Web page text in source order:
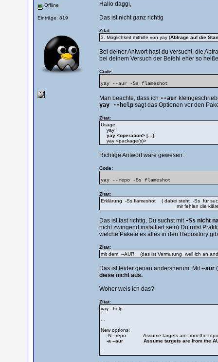
Offline
Einträge: 819
Hallo daggi,
Das ist nicht ganz richtig
Zitat:
3. Möglichkeit mithilfe von yay (Abfrage auf die
Bei deiner Antwort hast du versucht, die
bei deinem Versuch der Befehl eher so
Code:
yay --aur -Ss flameshot
Man beachte, dass ich --aur
yay --helpsagt das Optionen vor den
Zitat:
Usage:
yay
yay <operation> [...]
yay <package(s)>
Richtige Antwort wäre gewesen:
Code:
yay --repo -Ss flameshot
Zitat:
Erklärung -Ss flameshot ( dabei steht -Ss für
mir fehlen die klärenden
Das ist fast richtig, Du suchst mit -Ssnicht
nicht zwingend installiert sein) Du rufst
welche Pakete es alles in den Repository
Zitat:
mit dem --AUR (das ist Vermutung weil ich an
Das ist leider genau andersherum. Mit--aur
diese nicht aus.
Woher weis ich das?
Zitat:
yay --help
New options:
-N --repo Assume targets are from the
-a --aur Assume targets are from the